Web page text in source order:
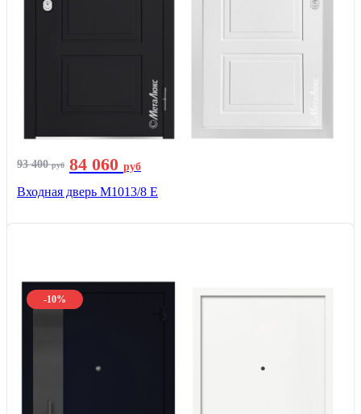
93 400руб 84 060 руб
Входная дверь М1013/8 E
-10%